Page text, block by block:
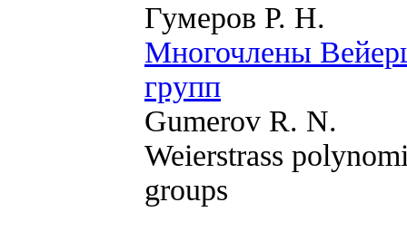
Гумеров Р. Н.
Многочлены
групп
Gumerov R. N.
Weierstrass
groups